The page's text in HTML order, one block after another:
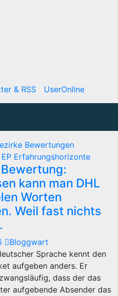
& RSS UserOnline
Bewertungen
EP Erfahrungshorizonte
kann man DHL
Worten
Weil fast nichts
Bloggwart
Sprache kennt den
aufgeben anders. Er
dass der das
aufgebende Absender das